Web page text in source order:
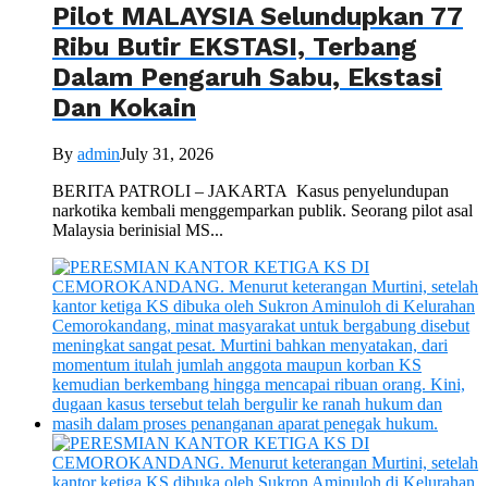
Pilot MALAYSIA Selundupkan 77
Ribu Butir EKSTASI, Terbang
Dalam Pengaruh Sabu, Ekstasi
Dan Kokain
By adminJuly 31, 2026
BERITA PATROLI – JAKARTA Kasus penyelundupan
narkotika kembali menggemparkan publik. Seorang pilot asal
Malaysia berinisial MS...